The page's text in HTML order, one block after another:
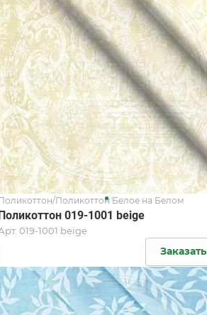
Поликоттон Белое на Белом
019-1001 beige
019-1001 beige
Заказать